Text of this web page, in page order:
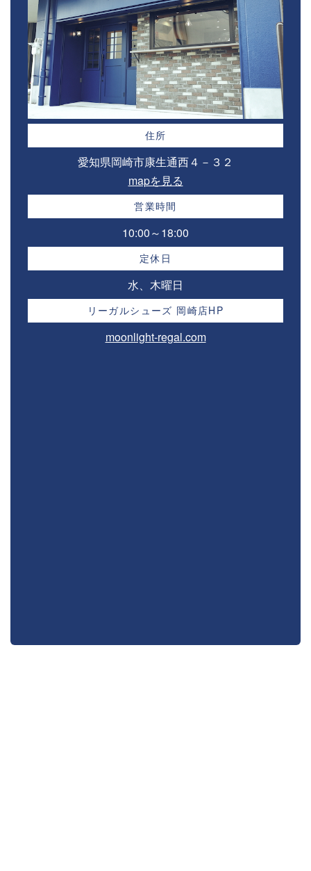
住所
愛知県岡崎市康生通西４－３２⁣
mapを見る
営業時間
10:00～18:00⁣
定休日
水、木曜日
リーガルシューズ 岡崎店HP
moonlight-regal.com